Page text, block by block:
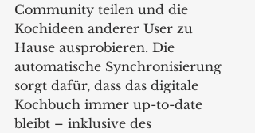
Community teilen und die
Kochideen anderer User zu
Hause ausprobieren. Die
automatische Synchronisierung
sorgt dafür, dass das digitale
Kochbuch immer up-to-date
bleibt – inklusive des